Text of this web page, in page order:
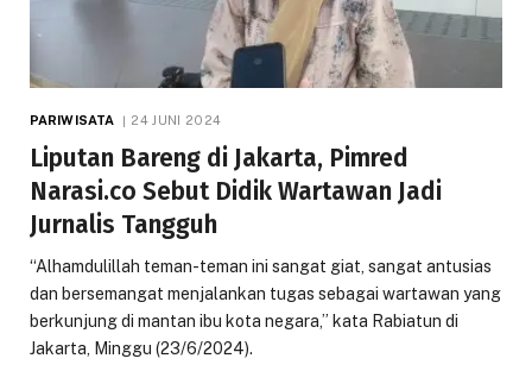
PARIWISATA 24 JUNI 2024
Liputan Bareng di Jakarta, Pimred
Narasi.co Sebut Didik Wartawan Jadi
Jurnalis Tangguh
“Alhamdulillah teman-teman ini sangat giat, sangat antusias
dan bersemangat menjalankan tugas sebagai wartawan yang
berkunjung di mantan ibu kota negara,” kata Rabiatun di
Jakarta, Minggu (23/6/2024).